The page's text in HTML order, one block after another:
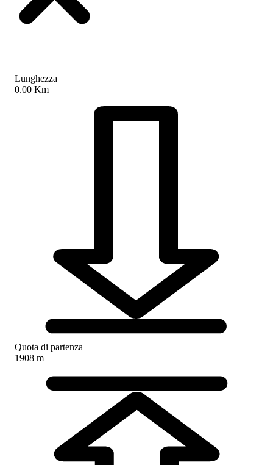
Lunghezza
0.00 Km
Quota di partenza
1908 m